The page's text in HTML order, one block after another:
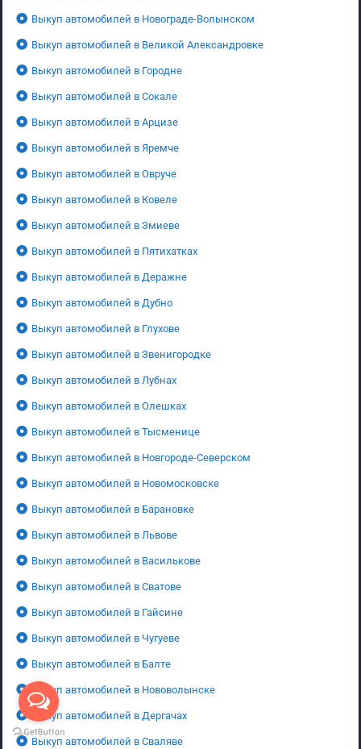
Выкуп автомобилей в Новограде-Волынском
Выкуп автомобилей в Великой Александровке
Выкуп автомобилей в Городне
Выкуп автомобилей в Сокале
Выкуп автомобилей в Арцизе
Выкуп автомобилей в Яремче
Выкуп автомобилей в Овруче
Выкуп автомобилей в Ковеле
Выкуп автомобилей в Змиеве
Выкуп автомобилей в Пятихатках
Выкуп автомобилей в Деражне
Выкуп автомобилей в Дубно
Выкуп автомобилей в Глухове
Выкуп автомобилей в Звенигородке
Выкуп автомобилей в Лубнах
Выкуп автомобилей в Олешках
Выкуп автомобилей в Тысменице
Выкуп автомобилей в Новгороде-Северском
Выкуп автомобилей в Новомосковске
Выкуп автомобилей в Барановке
Выкуп автомобилей в Львове
Выкуп автомобилей в Василькове
Выкуп автомобилей в Сватове
Выкуп автомобилей в Гайсине
Выкуп автомобилей в Чугуеве
Выкуп автомобилей в Балте
Выкуп автомобилей в Нововолынске
Выкуп автомобилей в Дергачах
Выкуп автомобилей в Сваляве